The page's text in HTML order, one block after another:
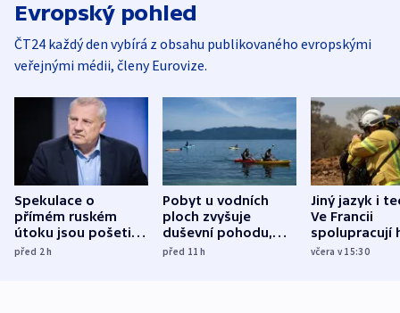
Evropský pohled
ČT24 každý den vybírá z obsahu publikovaného evropskými
veřejnými médii, členy Eurovize.
Spekulace o
přímém ruském
útoku jsou pošetilé,
míní estonský
před 2h
Pobyt u vodních
ploch zvyšuje
duševní pohodu,
ukázala
před 11h
Jiný jazyk i
Ve Francii
spolupracují
různých zemí
včera v 15:30